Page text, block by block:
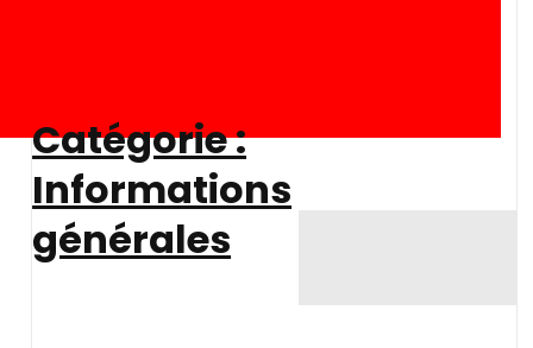
Catégorie :
Informations
générales